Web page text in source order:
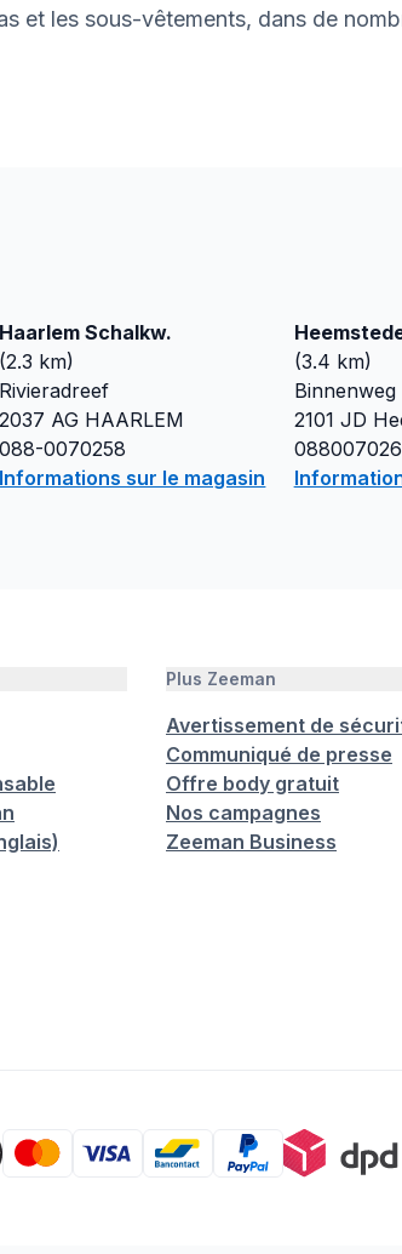
et les sous-vêtements, dans de
Haarlem Schalkw.
(2.3 km)
Rivieradreef
2037 AG HAARLEM
088-0070258
Informations sur le magasin
(3.4 km)
Binnenweg
2101 JD
Plus Zeeman
Avertissement de
Communiqué de presse
Offre body gratuit
Nos campagnes
Zeeman Business